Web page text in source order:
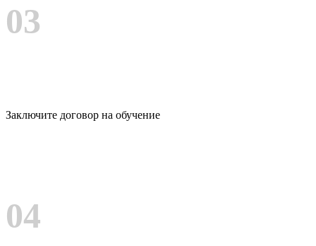
03
Заключите договор на обучение
04